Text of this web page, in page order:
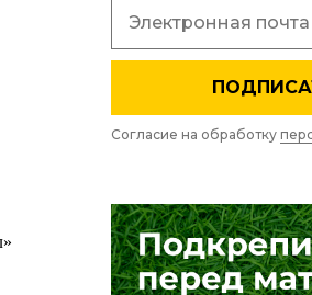
Согласие на обработку